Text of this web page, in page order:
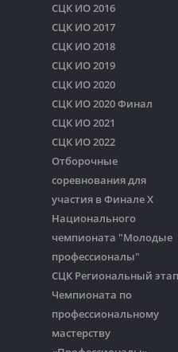
СЦК ИО 2016
СЦК ИО 2017
СЦК ИО 2018
СЦК ИО 2019
СЦК ИО 2020
СЦК ИО 2020 Финал
СЦК ИО 2021
СЦК ИО 2022
Отборочные
соревнования для
участия в Финале Х
Национального
чемпионата "Молодые
профессионалы"
СЦК Региональный этап
Чемпионата по
профессиональному
мастерству